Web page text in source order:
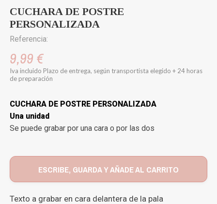
CUCHARA DE POSTRE
PERSONALIZADA
Referencia:
9,99 €
Iva incluido Plazo de entrega, según transportista elegido + 24 horas
de preparación
CUCHARA DE POSTRE PERSONALIZADA
Una unidad
Se puede grabar por una cara o por las dos
ESCRIBE, GUARDA Y AÑADE AL CARRITO
Texto a grabar en cara delantera de la pala